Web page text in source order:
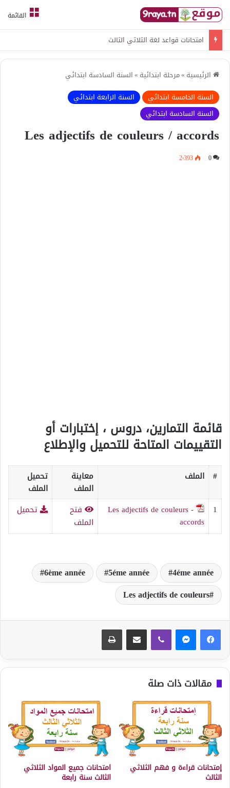
القائمة
امتحانات قواعد لغة الثلاثي الثالث
الرئيسية »مرحلة ابتدائية »السنة السادسة ابتدائي
السنة الخامسة ابتدائي
السنة الرابعة ابتدائي
السنة السادسة ابتدائي
Les adjectifs de couleurs / accords
0 2٬393
قائمة التمارين، دروس ، إختبارات أو
التقييمات المتاحة للتحميل والإطلاع
# الملف
معاينة
الملف
تحميل
الملف
1
Les adjectifs de couleurs -
accords
فتح
الملف
تحميل
4éme année
5éme année
6ème année
Les adjectifs de couleurs
مقالات ذات صلة
إمتحانات قراءة و فهم الثلاثي
الثالث
امتحانات جميع المواد الثلاثي
الثالث سنة رابعة